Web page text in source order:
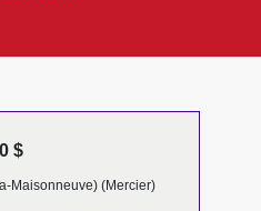
$
Maisonneuve) (Mercier)